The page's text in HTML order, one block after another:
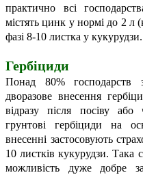
практично всі
містять цинк у нормі до 2 л
фазі 8-10 листка у кукурудзи.
Гербіциди
Понад 80% господарств
дворазове внесення
відразу після посіву
грунтові гербіциди на
внесенні застосовують
10 листків кукурудзи. Така
можливість дуже добре